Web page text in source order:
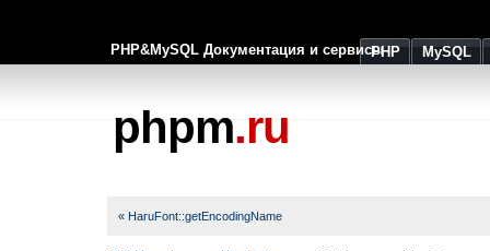
PHP&MySQL Документация и сервисыPHP MySQL
phpm.ru
« HaruFont::getEncodingName